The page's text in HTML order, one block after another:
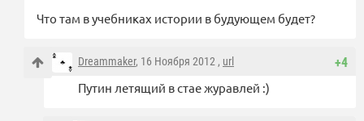
Что там в учебниках истории в будующем будет?
+4
Dreammaker, 16 Ноября 2012 , url
Путин летящий в стае журавлей :)